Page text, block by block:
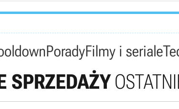
PoradyFilmy i seriale
SPRZEDAŻY